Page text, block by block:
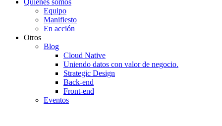
Quiénes somos
Equipo
Manifiesto
En acción
Otros
Blog
Cloud Native
Uniendo datos con valor de negocio.
Strategic Design
Back-end
Front-end
Eventos